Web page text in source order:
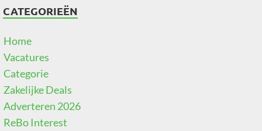
CATEGORIEËN
Home
Vacatures
Categorie
Zakelijke Deals
Adverteren 2026
ReBo Interest